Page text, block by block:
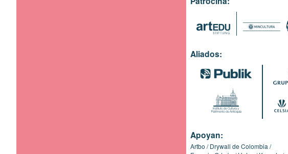
Aliados:
Apoyan:
Artbo
Drywall de Colombia